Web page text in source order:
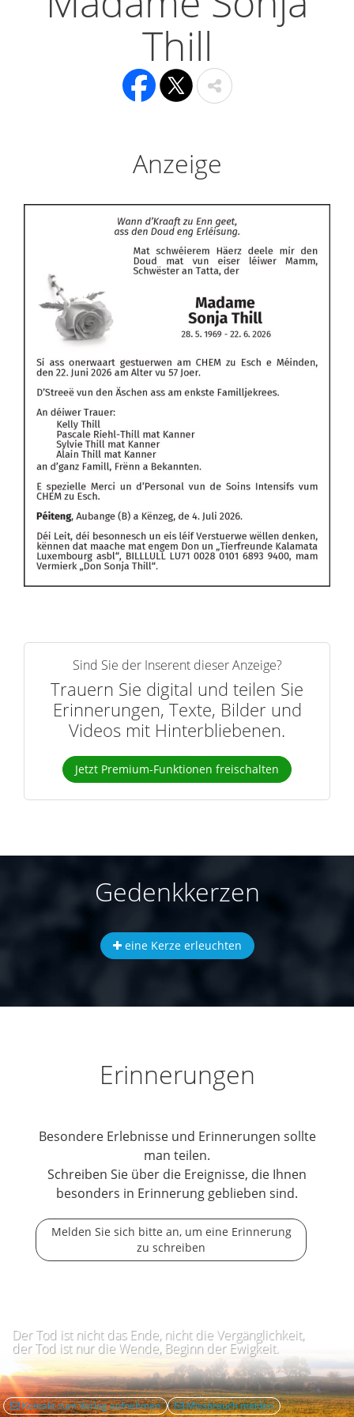
Thill
Anzeige
Sind Sie der Inserent dieser Anzeige?
Trauern Sie digital und teilen Sie
Erinnerungen, Texte, Bilder und
Videos mit Hinterbliebenen.
Jetzt Premium-Funktionen freischalten
Gedenkkerzen
eine Kerze erleuchten
Erinnerungen
Besondere Erlebnisse und Erinnerungen sollte
man teilen.
Schreiben Sie über die Ereignisse, die Ihnen
besonders in Erinnerung geblieben sind.
Melden Sie sich bitte an, um eine Erinnerung
zu schreiben
Der Tod ist nicht das Ende, nicht die Vergänglichkeit,
der Tod ist nur die Wende, Beginn der Ewigkeit.
Kontakt zum Verlag aufnehmen Missbrauch melden